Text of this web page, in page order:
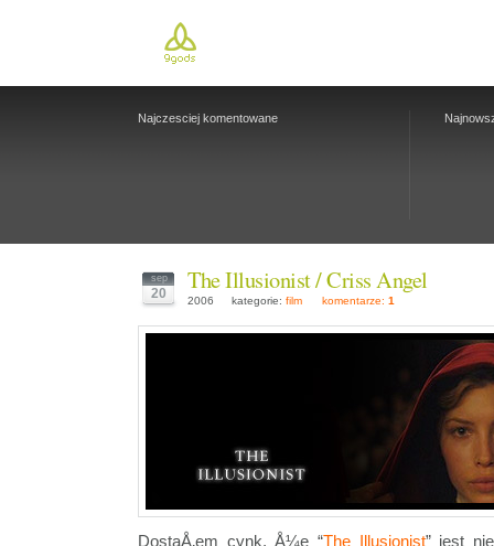
Najczesciej komentowane
sep
20 The Illusionist / Criss Angel
2006 kategorie: film komentarze: 1
DostaÅ‚em cynk, Å¼e “The Illusionist” jest